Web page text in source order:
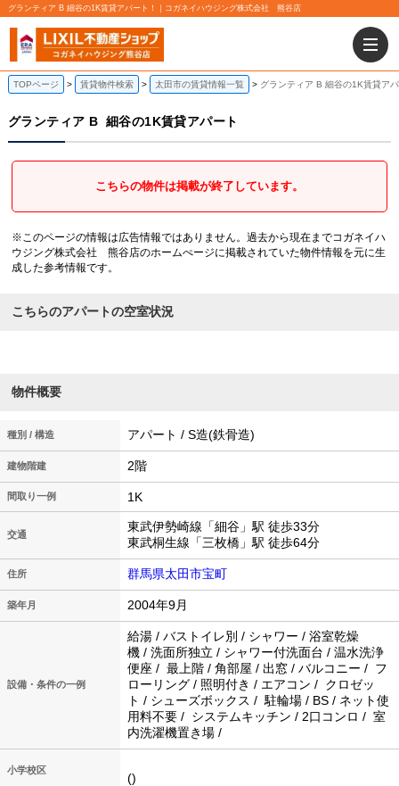
グランティア B 細谷の1K賃貸アパート！｜コガネイハウジング株式会社 熊谷店
TOPページ 賃貸物件検索 太田市の賃貸情報一覧 グランティア B 細谷の1K賃貸ア
グランティア B 細谷の1K賃貸アパート
こちらの物件は掲載が終了しています。
※このページの情報は広告情報ではありません。過去から現在までコガネイハ
ウジング株式会社 熊谷店のホームぺージに掲載されていた物件情報を元に生
成した参考情報です。
こちらのアパートの空室状況
物件概要
種別 / 構造 アパート / S造(鉄骨造)
建物階建 2階
間取り一例 1K
交通
東武伊勢崎線「細谷」駅 徒歩33分
東武桐生線「三枚橋」駅 徒歩64分
住所 群馬県太田市宝町
築年月 2004年9月
設備・条件の一例
給湯 / バストイレ別 / シャワー / 浴室乾燥
機 / 洗面所独立 / シャワー付洗面台 / 温水洗浄
便座 / 最上階 / 角部屋 / 出窓 / バルコニー / フ
ローリング / 照明付き / エアコン / クロゼッ
ト / シューズボックス / 駐輪場 / BS / ネット使
用料不要 / システムキッチン / 2口コンロ / 室
内洗濯機置き場 /
小学校区
()